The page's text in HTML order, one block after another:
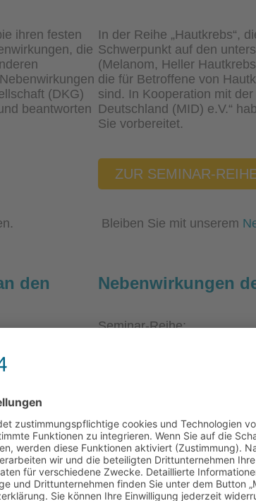
ihren festen
die
(DKG)
beantworten
In der Reihe „Hautkrebs“,
Schwerpunkt auf den
(Melanom, Heller
die für Betroffene von
sind. In Kooperation mit
Deutschland (MID) e.V.“
Sie vorbereitet.
ZUR SEMINAR-
Bleiben Sie mit unserem
den
Nebenwirkungen
Seminar-Reihe:
Nebenwirkungen der
Unsere Expertin zum Thema:
Prof. Jessica Hassel